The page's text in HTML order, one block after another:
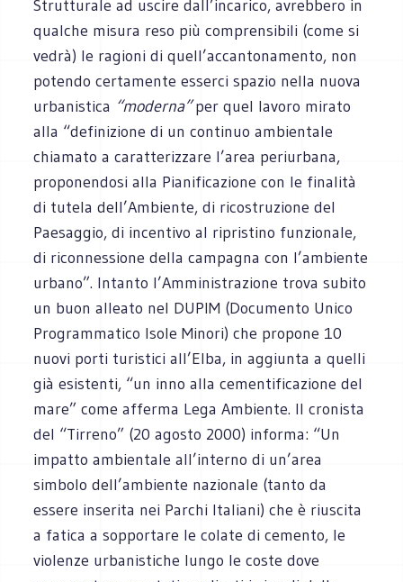
Strutturale ad uscire dall’incarico, avrebbero in
qualche misura reso più comprensibili (come si
vedrà) le ragioni di quell’accantonamento, non
potendo certamente esserci spazio nella nuova
urbanistica “moderna”per quel lavoro mirato
alla “definizione di un continuo ambientale
chiamato a caratterizzare l’area periurbana,
proponendosi alla Pianificazione con le finalità
di tutela dell’Ambiente, di ricostruzione del
Paesaggio, di incentivo al ripristino funzionale,
di riconnessione della campagna con l’ambiente
urbano”. Intanto l’Amministrazione trova subito
un buon alleato nel DUPIM (Documento Unico
Programmatico Isole Minori) che propone 10
nuovi porti turistici all’Elba, in aggiunta a quelli
già esistenti, “un inno alla cementificazione del
mare” come afferma Lega Ambiente. Il cronista
del “Tirreno” (20 agosto 2000) informa: “Un
impatto ambientale all’interno di un’area
simbolo dell’ambiente nazionale (tanto da
essere inserita nei Parchi Italiani) che è riuscita
a fatica a sopportare le colate di cemento, le
violenze urbanistiche lungo le coste dove